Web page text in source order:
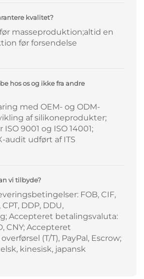
kvalitet?
masseproduktion;altid en
før forsendelse
hos os og ikke fra andre
med OEM- og ODM-
af silikoneprodukter;
9001 og ISO 14001;
audit udført af ITS
vi tilbyde?
FOB, CIF,
CPT, DDP, DDU,
Accepteret betalingsvaluta:
CNY; Accepteret
(T/T), PayPal, Escrow;
kinesisk, japansk